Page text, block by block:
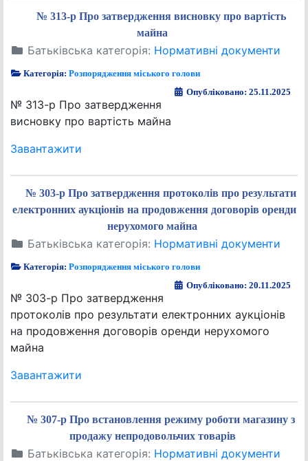
№ 313-р Про затвердження висновку про вартість
майна
Батьківська категорія: Нормативні документи
Категорія:Розпорядження міського голови
Опубліковано: 25.11.2025
№ 313-р Про затвердження
висновку про вартість майна
Завантажити
№ 303-р Про затвердження протоколів про результати
електронних аукціонів на продовження договорів оренди
нерухомого майна
Батьківська категорія: Нормативні документи
Категорія:Розпорядження міського голови
Опубліковано: 20.11.2025
№ 303-р Про затвердження
протоколів про результати електронних аукціонів
на продовження договорів оренди нерухомого
майна
Завантажити
№ 307-р Про встановлення режиму роботи магазину з
продажу непродовольчих товарів
Батьківська категорія: Нормативні документи